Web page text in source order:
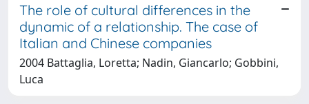
The role of cultural differences in the
dynamic of a relationship. The case of
Italian and Chinese companies
2004 Battaglia, Loretta; Nadin, Giancarlo; Gobbini,
Luca